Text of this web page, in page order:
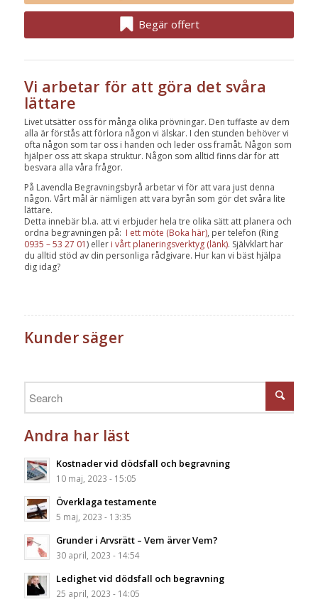
Begär offert
Vi arbetar för att göra det svåra
lättare
Livet utsätter oss för många olika prövningar. Den tuffaste av dem
alla är förstås att förlora någon vi älskar. I den stunden behöver vi
ofta någon som tar oss i handen och leder oss framåt. Någon som
hjälper oss att skapa struktur. Någon som alltid finns där för att
besvara alla våra frågor.
På Lavendla Begravningsbyrå arbetar vi för att vara just denna
någon. Vårt mål är nämligen att vara byrån som gör det svåra lite
lättare.
Detta innebär bl.a. att vi erbjuder hela tre olika sätt att planera och
ordna begravningen på: I ett möte (Boka här), per telefon (Ring
0935 – 53 27 01) eller i vårt planeringsverktyg (länk). Självklart har
du alltid stöd av din personliga rådgivare. Hur kan vi bäst hjälpa
dig idag?
Kunder säger
Andra har läst
Kostnader vid dödsfall och begravning
10 maj, 2023 - 15:05
Överklaga testamente
5 maj, 2023 - 13:35
Grunder i Arvsrätt – Vem ärver Vem?
30 april, 2023 - 14:54
Ledighet vid dödsfall och begravning
25 april, 2023 - 14:05